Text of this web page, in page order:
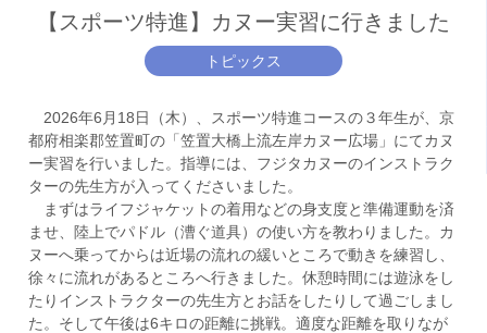
【スポーツ特進】カヌー実習に行きました
トピックス
2026年6月18日（木）、スポーツ特進コースの３年生が、京
都府相楽郡笠置町の「笠置大橋上流左岸カヌー広場」にてカヌ
ー実習を行いました。指導には、フジタカヌーのインストラク
ターの先生方が入ってくださいました。
まずはライフジャケットの着用などの身支度と準備運動を済
ませ、陸上でパドル（漕ぐ道具）の使い方を教わりました。カ
ヌーへ乗ってからは近場の流れの緩いところで動きを練習し、
徐々に流れがあるところへ行きました。休憩時間には遊泳をし
たりインストラクターの先生方とお話をしたりして過ごしまし
た。そして午後は6キロの距離に挑戦。適度な距離を取りなが